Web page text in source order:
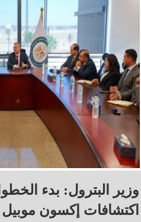
وزير البترول: بدء
اكتشافات إكسون موبيل